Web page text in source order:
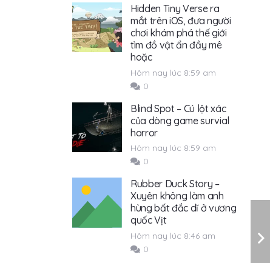
Hidden Tiny Verse ra
mắt trên iOS, đưa người
chơi khám phá thế giới
tìm đồ vật ẩn đầy mê
hoặc
Hôm nay lúc 8:59 am
0
Blind Spot – Cú lột xác
của dòng game survial
horror
Hôm nay lúc 8:59 am
0
Rubber Duck Story –
Xuyên không làm anh
hùng bất đắc dĩ ở vương
quốc Vịt
Hôm nay lúc 8:46 am
0